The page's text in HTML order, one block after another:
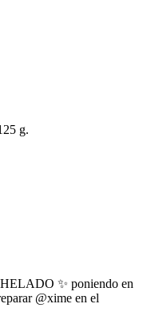
g.
✨ poniendo en
@xime en el